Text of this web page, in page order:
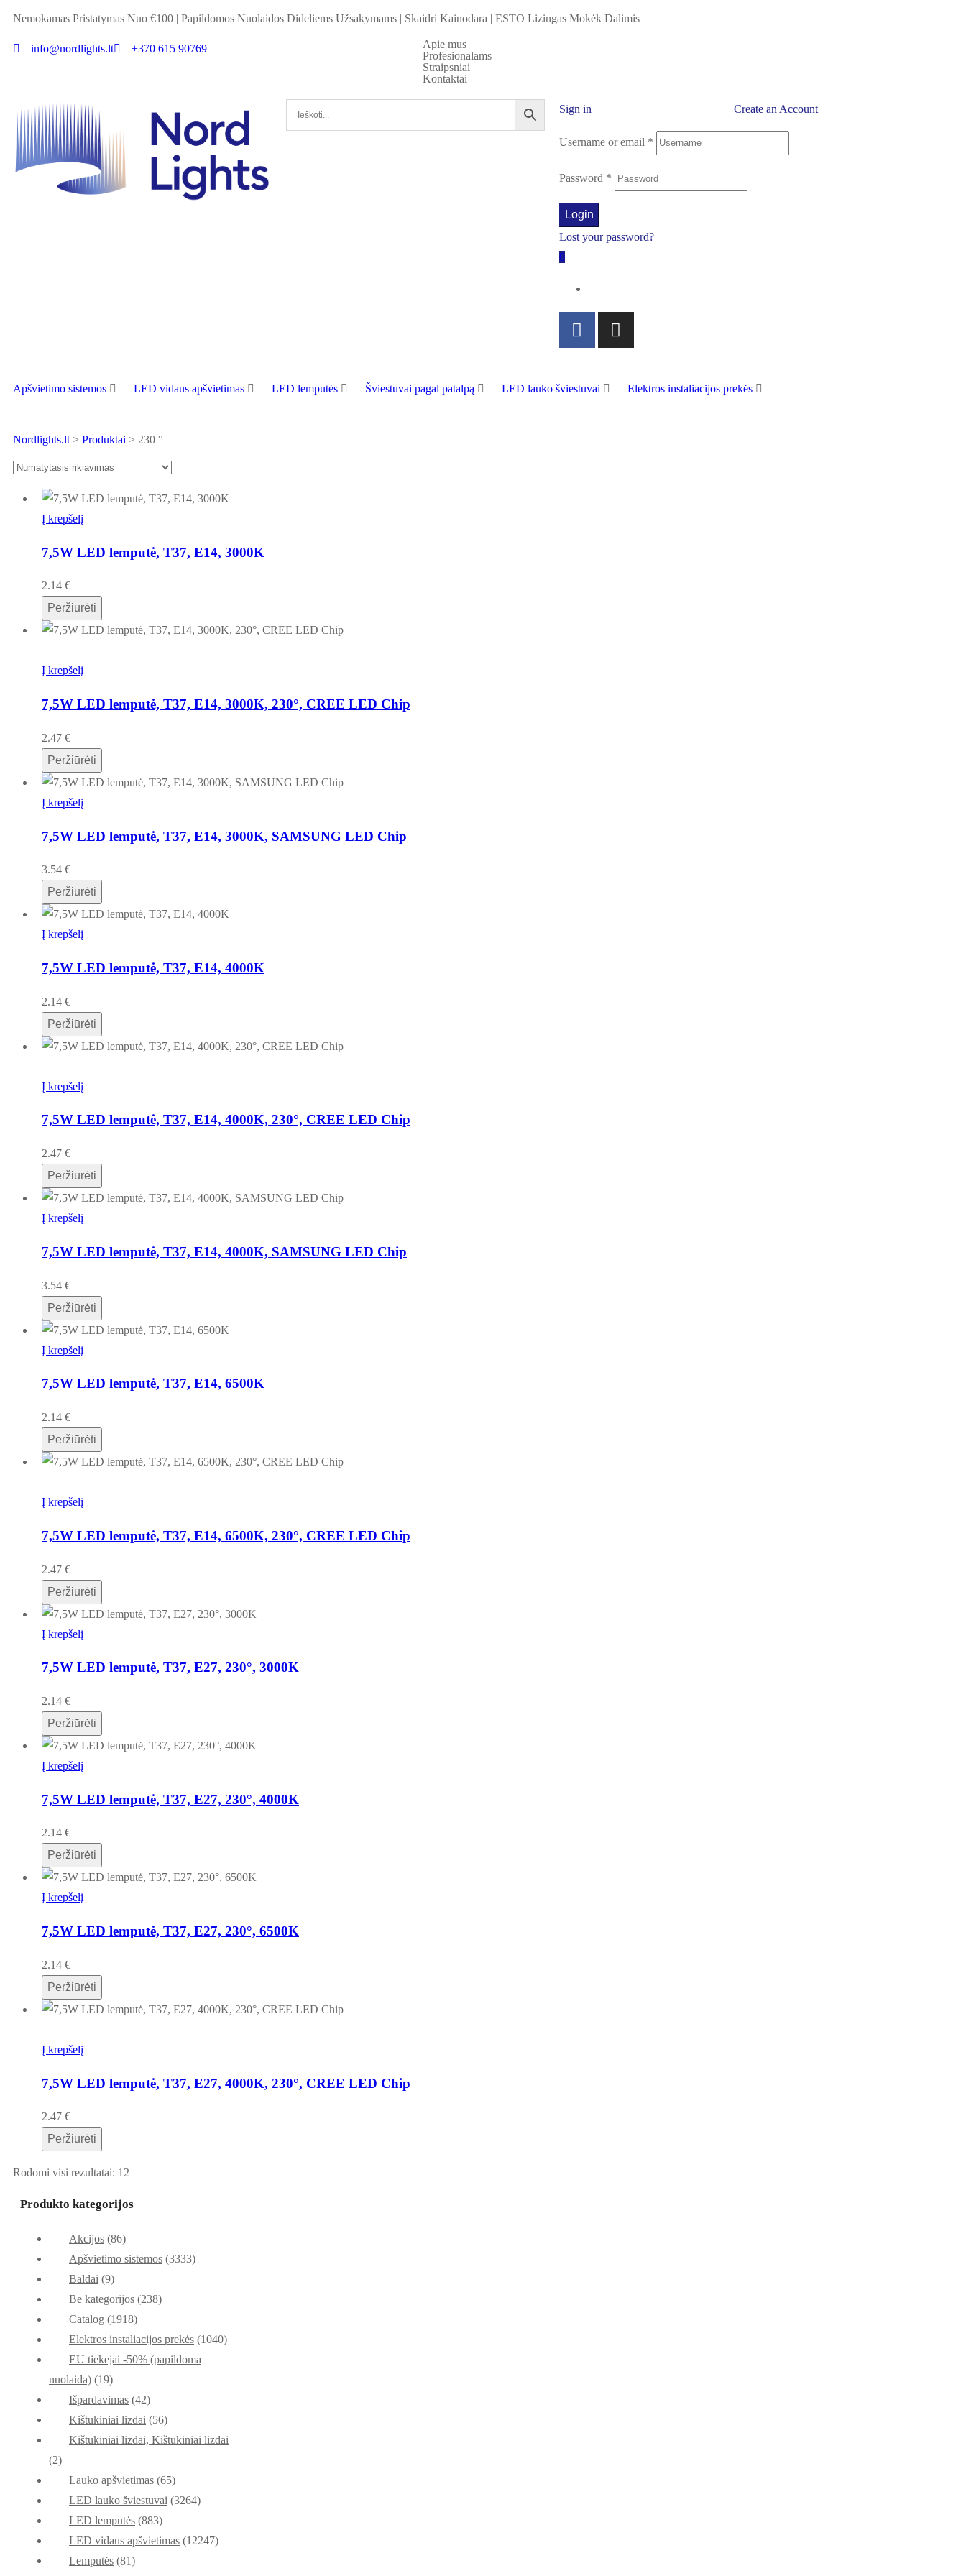
Nemokamas Pristatymas Nuo €100 | Papildomos Nuolaidos Dideliems Užsakymams | Skaidri Kainodara | ESTO Lizingas Mokėk Dalimis
info@nordlights.lt +370 615 90769
Apie mus
Profesionalams
Straipsniai
Kontaktai
Sign in Create an Account
Username or email *
Password *
Login
Lost your password?
0
Apšvietimo sistemos LED vidaus apšvietimas LED lemputės Šviestuvai pagal patalpą LED lauko šviestuvai Elektros instaliacijos prekės
Nordlights.lt > Produktai > 230 °
Į krepšelį
7,5W LED lemputė, T37, E14, 3000K
2.14 €
Peržiūrėti
Į krepšelį
7,5W LED lemputė, T37, E14, 3000K, 230°, CREE LED Chip
2.47 €
Peržiūrėti
Į krepšelį
7,5W LED lemputė, T37, E14, 3000K, SAMSUNG LED Chip
3.54 €
Peržiūrėti
Į krepšelį
7,5W LED lemputė, T37, E14, 4000K
2.14 €
Peržiūrėti
Į krepšelį
7,5W LED lemputė, T37, E14, 4000K, 230°, CREE LED Chip
2.47 €
Peržiūrėti
Į krepšelį
7,5W LED lemputė, T37, E14, 4000K, SAMSUNG LED Chip
3.54 €
Peržiūrėti
Į krepšelį
7,5W LED lemputė, T37, E14, 6500K
2.14 €
Peržiūrėti
Į krepšelį
7,5W LED lemputė, T37, E14, 6500K, 230°, CREE LED Chip
2.47 €
Peržiūrėti
Į krepšelį
7,5W LED lemputė, T37, E27, 230°, 3000K
2.14 €
Peržiūrėti
Į krepšelį
7,5W LED lemputė, T37, E27, 230°, 4000K
2.14 €
Peržiūrėti
Į krepšelį
7,5W LED lemputė, T37, E27, 230°, 6500K
2.14 €
Peržiūrėti
Į krepšelį
7,5W LED lemputė, T37, E27, 4000K, 230°, CREE LED Chip
2.47 €
Peržiūrėti
Rodomi visi rezultatai: 12
Produkto kategorijos
Akcijos (86)
Apšvietimo sistemos (3333)
Baldai (9)
Be kategorijos (238)
Catalog (1918)
Elektros instaliacijos prekės (1040)
EU tiekejai -50% (papildoma
nuolaida) (19)
Išpardavimas (42)
Kištukiniai lizdai (56)
Kištukiniai lizdai, Kištukiniai lizdai
(2)
Lauko apšvietimas (65)
LED lauko šviestuvai (3264)
LED lemputės (883)
LED vidaus apšvietimas (12247)
Lemputės (81)